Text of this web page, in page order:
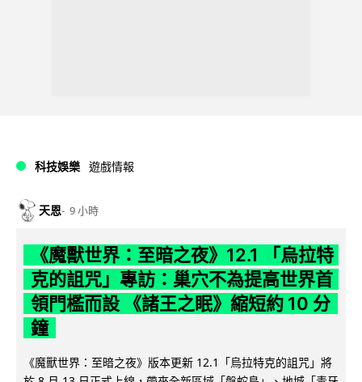
科技娛樂 遊戲情報
天恩 9 小時
《魔獸世界：至暗之夜》12.1 「烏拉特
克的詛咒」專訪：巢穴不為提高世界首
領門檻而設 《諸王之眠》縮短約 10 分
鐘
《魔獸世界：至暗之夜》版本更新 12.1「烏拉特克的詛咒」將